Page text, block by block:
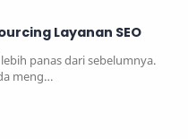
Layanan SEO
panas dari sebelumnya.
meng…